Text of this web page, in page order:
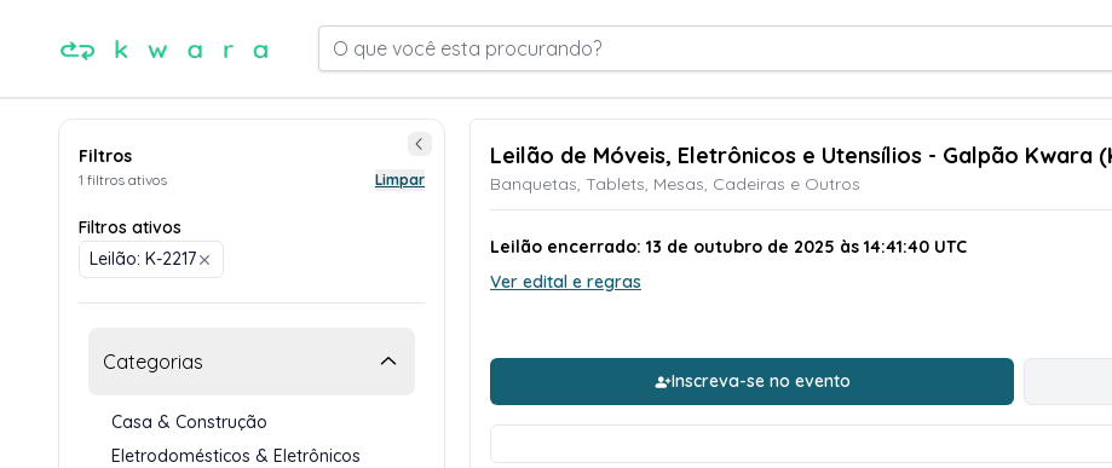
O que você esta procurando?
Filtros
1 filtros ativos Limpar
Filtros ativos
Leilão: K-2217
Categorias
Casa & Construção
Eletrodomésticos & Eletrônicos
Leilão de Móveis, Eletrônicos e Utensílios - Galpão Kwara
Banquetas, Tablets, Mesas, Cadeiras e Outros
Leilão encerrado: 13 de outubro de 2025 às 14:41:40 UTC
Ver edital e regras
Inscreva-se no evento